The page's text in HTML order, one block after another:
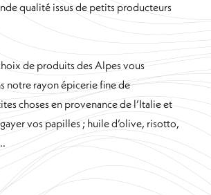
qualité issus de petits producteurs
de produits des Alpes vous
notre rayon épicerie fine de
choses en provenance de l’Italie et
vos papilles ; huile d’olive, risotto,